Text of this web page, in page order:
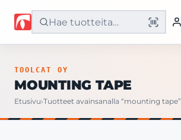
Etusivu
TOOLCAT OY
MOUNTING TAPE
Etusivu›Tuotteet avainsanalla “mounting tape”